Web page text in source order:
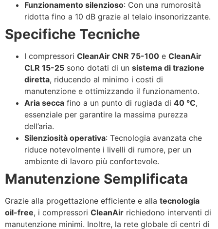
Funzionamento silenzioso: Con una rumorosità
ridotta fino a 10 dB grazie al telaio insonorizzante.
Specifiche Tecniche
I compressori CleanAir CNR 75-100 e CleanAir
CLR 15-25 sono dotati di un sistema di trazione
diretta, riducendo al minimo i costi di
manutenzione e ottimizzando il funzionamento.
Aria secca fino a un punto di rugiada di 40 °C,
essenziale per garantire la massima purezza
dell’aria.
Silenziosità operativa: Tecnologia avanzata che
riduce notevolmente i livelli di rumore, per un
ambiente di lavoro più confortevole.
Manutenzione Semplificata
Grazie alla progettazione efficiente e alla tecnologia
oil-free, i compressori CleanAir richiedono interventi di
manutenzione minimi. Inoltre, la rete globale di centri di